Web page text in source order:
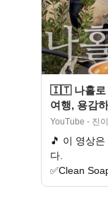
🇮🇹 나홀로
여행, 용감
3일만에 로
YouTube - 진
🎵 이 영상
다.
✅Clean